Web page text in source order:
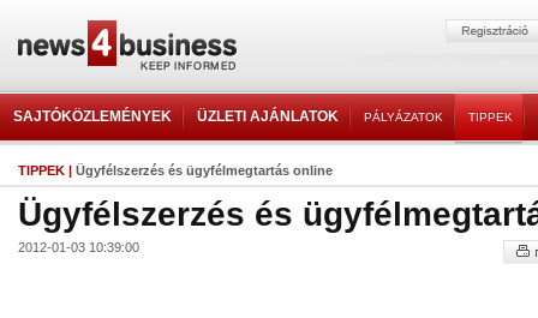
SAJTÓKÖZLEMÉNYEK ÜZLETI AJÁNLATOK PÁLYÁZATOK TIPPEK
TIPPEK | Ügyfélszerzés és ügyfélmegtartás online
Ügyfélszerzés és
2012-01-03 10:39:00